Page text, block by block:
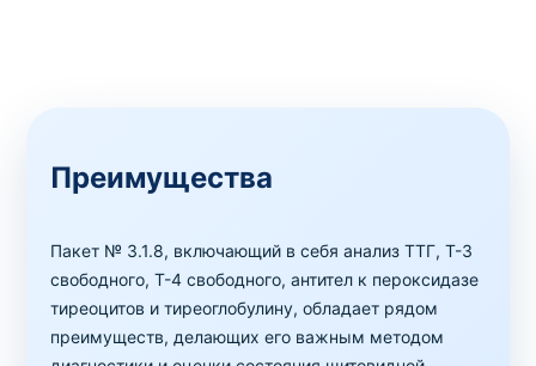
Преимущества
Пакет № 3.1.8, включающий в себя анализ ТТГ, Т-3
свободного, Т-4 свободного, антител к пероксидазе
тиреоцитов и тиреоглобулину, обладает рядом
преимуществ, делающих его важным методом